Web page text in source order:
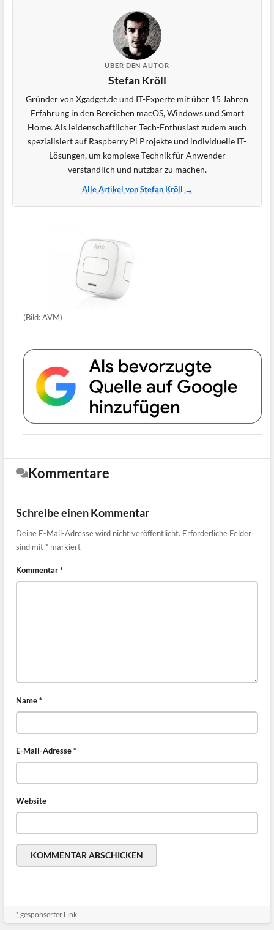
ÜBER DEN AUTOR
Stefan Kröll
Gründer von Xgadget.de und IT-Experte mit über 15 Jahren
Erfahrung in den Bereichen macOS, Windows und Smart
Home. Als leidenschaftlicher Tech-Enthusiast zudem auch
spezialisiert auf Raspberry Pi Projekte und individuelle IT-
Lösungen, um komplexe Technik für Anwender
verständlich und nutzbar zu machen.
Alle Artikel von Stefan Kröll →
(Bild: AVM)
Kommentare
Schreibe einen Kommentar
Deine E-Mail-Adresse wird nicht veröffentlicht. Erforderliche Felder
sind mit * markiert
Kommentar*
Name*
E-Mail-Adresse*
Website
* gesponserter Link